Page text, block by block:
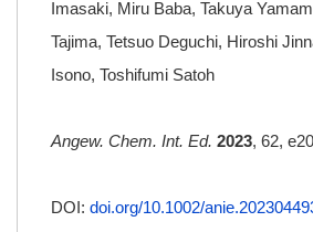
Imasaki, Miru Baba, Takuya
Tajima, Tetsuo Deguchi, Hiroshi
Isono, Toshifumi Satoh
Angew. Chem. Int. Ed. 2023, 62,
DOI: doi.org/10.1002/